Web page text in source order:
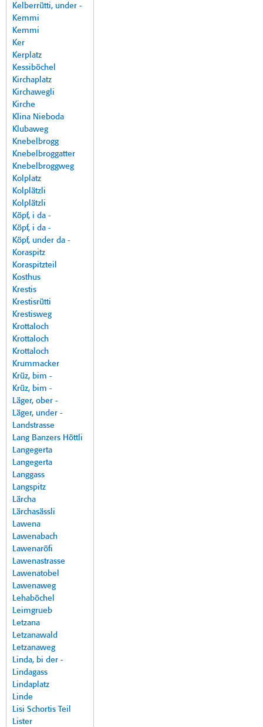
Kelberrütti, under -
Kemmi
Kemmi
Ker
Kerplatz
Kessiböchel
Kirchaplatz
Kirchawegli
Kirche
Klina Nieboda
Klubaweg
Knebelbrogg
Knebelbroggatter
Knebelbroggweg
Kolplatz
Kolplätzli
Kolplätzli
Köpf, i da -
Köpf, i da -
Köpf, under da -
Koraspitz
Koraspitzteil
Kosthus
Krestis
Krestisrütti
Krestisweg
Krottaloch
Krottaloch
Krottaloch
Krummacker
Krüz, bim -
Krüz, bim -
Läger, ober -
Läger, under -
Landstrasse
Lang Banzers Höttli
Langegerta
Langegerta
Langgass
Langspitz
Lärcha
Lärchasässli
Lawena
Lawenabach
Lawenaröfi
Lawenastrasse
Lawenatobel
Lawenaweg
Lehaböchel
Leimgrueb
Letzana
Letzanawald
Letzanaweg
Linda, bi der -
Lindagass
Lindaplatz
Linde
Lisi Schortis Teil
Lister